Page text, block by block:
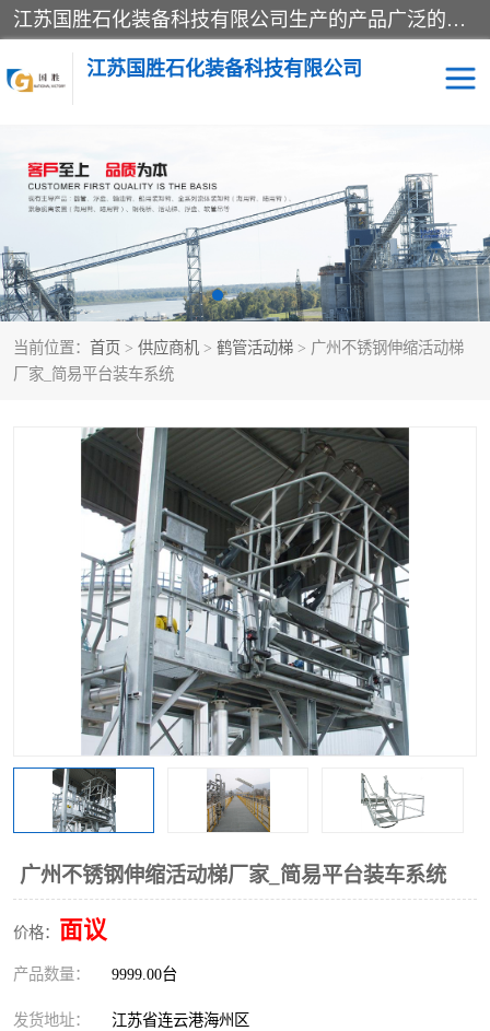
江苏国胜石化装备科技有限公司生产的产品广泛的应用于石油、石化等行业中，产品种类齐全，其中包括装卸鹤管、汽车鹤管、火车鹤管、装车鹤管、卸车鹤管、上装鹤管、下装鹤管、lng鹤管、发油鹤管、液氨鹤管、液化气鹤管等，我们生产的产品质量上乘，价格实惠，服务好，买鹤管就到国胜石化装备！
江苏国胜石化装备科技有限公司
当前位置： 首页 > 供应商机 > 鹤管活动梯 > 广州不锈钢伸缩活动梯
厂家_简易平台装车系统
广州不锈钢伸缩活动梯厂家_简易平台装车系统
价格： 面议
产品数量： 9999.00台
发货地址： 江苏省连云港海州区
输油臂 鹤管活动梯